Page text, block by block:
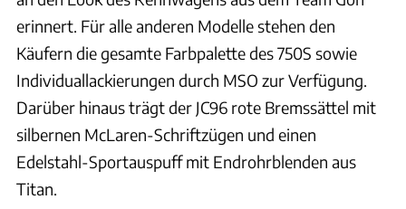
erinnert. Für alle anderen Modelle stehen den
Käufern die gesamte Farbpalette des 750S sowie
Individuallackierungen durch MSO zur Verfügung.
Darüber hinaus trägt der JC96 rote Bremssättel mit
silbernen McLaren-Schriftzügen und einen
Edelstahl-Sportauspuff mit Endrohrblenden aus
Titan.